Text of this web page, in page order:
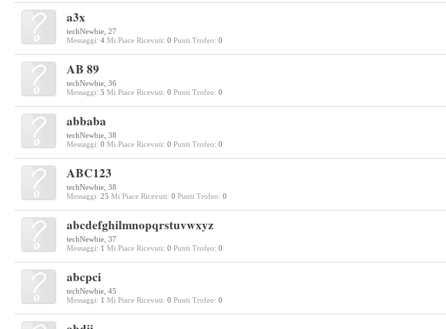
a3x
techNewbie , 27
Messaggi: 4 Mi Piace Ricevuti: 0 Punti Trofeo: 0
AB 89
techNewbie , 36
Messaggi: 5 Mi Piace Ricevuti: 0 Punti Trofeo: 0
abbaba
techNewbie , 38
Messaggi: 0 Mi Piace Ricevuti: 0 Punti Trofeo: 0
ABC123
techNewbie , 38
Messaggi: 25 Mi Piace Ricevuti: 0 Punti Trofeo: 0
abcdefghilmnopqrstuvwxyz
techNewbie , 37
Messaggi: 1 Mi Piace Ricevuti: 0 Punti Trofeo: 0
abcpci
techNewbie , 45
Messaggi: 1 Mi Piace Ricevuti: 0 Punti Trofeo: 0